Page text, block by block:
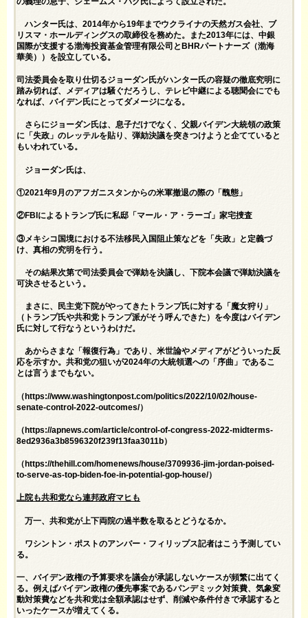
ハンター氏は、2014年から19年までウクライナの天然ガス会社、ブ
リスマ・ホールディングスの取締役を務めた。また2013年には、中銀
国際が支援する渤海投資基金管理有限公司とBHRパートナーズ（渤海
華美））を設立している。
司法委員会を取り仕切るジョーダン氏がハンター氏の容疑の徹底究明に
踏み切れば、メディアは騒ぐだろうし、テレビ中継による聴聞会にでも
なれば、バイデン氏にとってダメージになる。
さらにジョーダン氏は、息子だけでなく、父親バイデン大統領の政策
に「失政」のレッテルを貼り、弾劾決議を突きつけようと企てていると
もいわれている。
ジョーダン氏は、
①2021年9月のアフガニスタンからの米軍撤退の際の「醜態」
②FBIによるトランプ氏に私邸「マール・ア・ラーゴ」家宅捜査
③メキシコ国境における不法移民入国阻止策などを「失政」と定義づ
け、真相の究明を行う。
その結果次第で司法委員会で弾劾を決議し、下院本会議で弾劾決議を
可決させるという。
まさに、民主党下院がやってきたトランプ氏に対する「魔女狩り」
（トランプ氏や共和党トランプ派がそう呼んできた）を今度はバイデン
氏に対して行なうというわけだ。
あからさまな「報復行為」であり、米世論やメディアがどういった反
応を示すか。共和党の狙いが2024年の大統領選への「序曲」であるこ
とは言うまでもない。
（ https://www.washingtonpost.com/politics/2022/10/02/house-
senate-control-2022-outcomes/）
（ https://apnews.com/article/control-of-congress-2022-midterms-
8ed2936a3b8596320f239f13faa3011b）
（ https://thehill.com/homenews/house/3709936-jim-jordan-poised-
to-serve-as-top-biden-foe-in-potential-gop-house/）
上院も共和党なら連邦政府マヒも
万一、共和党が上下両院の過半数を取るとどうなるか。
ワシントン・ポストのアンバー・フィリップス記者はこう予測してい
る。
一、バイデン政権の予算要求を議会が承認しないケースが頻繁に出てく
る。例えばバイデン政権の優先事案であるパンデミック対策費、気象変
動対策費などを共和党は全額承認はせず、削減や条件付きで承認すると
いったケースが増えてくる。